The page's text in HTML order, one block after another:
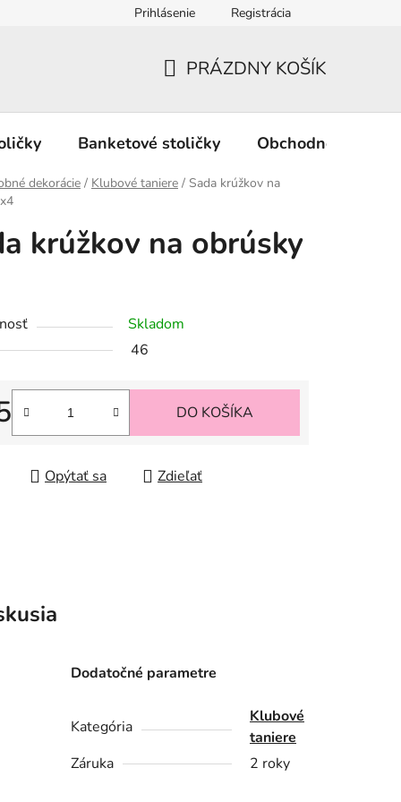
Prihlásenie Registrácia
KOŠÍK
PRÁZDNY KOŠÍK
Banketové stoličky Obchodné
dekorácie / Klubové taniere / Sada krúžkov na
krúžkov na obrúsky
Skladom
46
cena:
DO KOŠÍKA
Opýtať sa Zdieľať
Dodatočné parametre
Kategória
Klubové
taniere
Záruka
2 roky